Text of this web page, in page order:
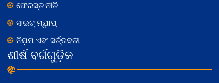
ଫେରସ୍ତ ନୀତି
ସାଇଟ୍ ମ୍ଯ଼ାପ୍
ନିଯ଼ମ ଏବଂ ସର୍ତ୍ତାବଳୀ
ଶୀର୍ଷ ବର୍ଗଗୁଡ଼ିକ